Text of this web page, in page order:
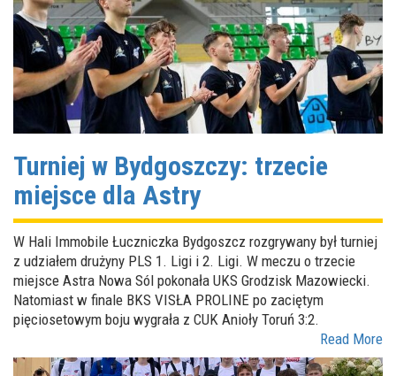
Turniej w Bydgoszczy: trzecie
miejsce dla Astry
W Hali Immobile Łuczniczka Bydgoszcz rozgrywany był turniej
z udziałem drużyny PLS 1. Ligi i 2. Ligi. W meczu o trzecie
miejsce Astra Nowa Sól pokonała UKS Grodzisk Mazowiecki.
Natomiast w finale BKS VISŁA PROLINE po zaciętym
pięciosetowym boju wygrała z CUK Anioły Toruń 3:2.
Read More